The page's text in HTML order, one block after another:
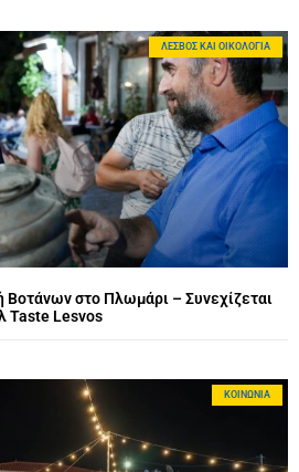
ΛΈΣΒΟΣ ΚΑΙ ΟΙΚΟΛΟΓΊΑ
Βοτάνων στο Πλωμάρι – Συνεχίζεται
Taste Lesvos
ΚΟΙΝΩΝΊΑ